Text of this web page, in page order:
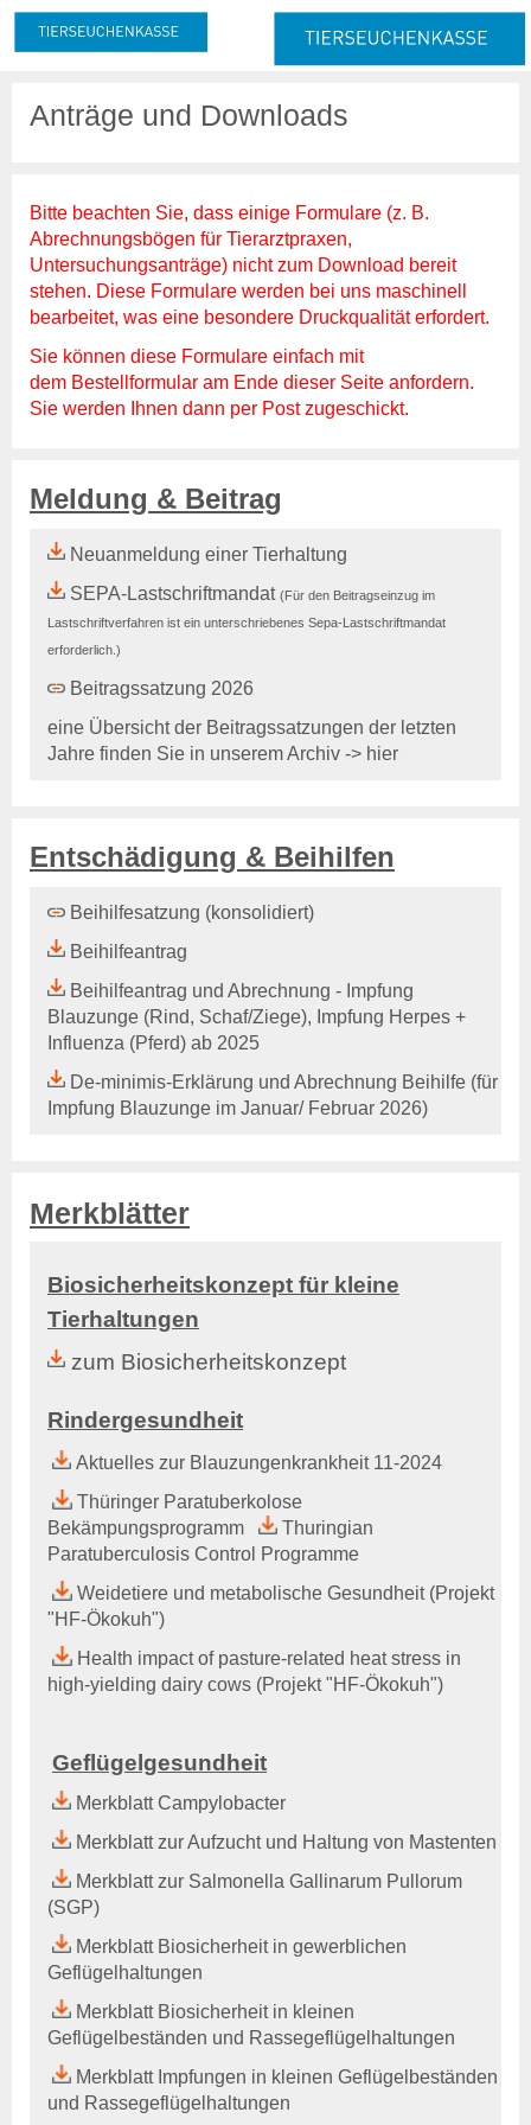
Meldung & Beitrag
Neuanmeldung
Abmeldung
Beitrag
Beitragserhebung
Beitragsrechner
Beitragszahlung
Login
Rechtsgrundlagen
Veranstaltungen
Anträge und Downloads
Entschädigung - Allgemein
Entschädigung -
Entschädigung - Höhe
gelistete Tierseuchen
Beihilfe - Allgemein
Beihilfe - Verfahren
Tierkörperbeseitung
Allgemeines
Projekte
Schweinegesundheit
Allgemeines
Ansprechpartner
Aktuelles & Fachbeiträge
Projekte
Geflügelgesundheit
Tiergesundheitsprogramme
Projekte
Schaf- & Ziegengesundheit
Ansprechpartner
Aktuelles & Fachbeiträge
Projekte
Pferdegesundheit
Allgemeines
Anträge und Downloads
Bitte beachten Sie, dass einige Formulare (z. B.
Abrechnungsbögen für Tierarztpraxen,
Untersuchungsanträge) nicht zum Download bereit
stehen. Diese Formulare werden bei uns maschinell
bearbeitet, was eine besondere Druckqualität erfordert.
Sie können diese Formulare einfach mit
dem Bestellformular am Ende dieser Seite anfordern.
Sie werden Ihnen dann per Post zugeschickt.
Meldung & Beitrag
Neuanmeldung einer Tierhaltung
SEPA-Lastschriftmandat (Für den Beitragseinzug im
Lastschriftverfahren ist ein unterschriebenes Sepa-Lastschriftmandat
erforderlich.)
Beitragssatzung 2026
eine Übersicht der Beitragssatzungen der letzten
Jahre finden Sie in unseremArchiv -> hier
Entschädigung & Beihilfen
Beihilfesatzung (konsolidiert)
Beihilfeantrag
Beihilfeantrag und Abrechnung - Impfung
Blauzunge (Rind, Schaf/Ziege), Impfung Herpes +
Influenza (Pferd) ab 2025
De-minimis-Erklärung und Abrechnung Beihilfe (für
Impfung Blauzunge im Januar/ Februar 2026)
Merkblätter
Biosicherheitskonzept für kleine
Tierhaltungen
zum Biosicherheitskonzept
Rindergesundheit
Aktuelles zur Blauzungenkrankheit 11-2024
Thüringer Paratuberkolose
Bekämpungsprogramm
Thuringian
Paratuberculosis Control Programme
Weidetiere und metabolische Gesundheit (Projekt
"HF-Ökokuh")
Health impact of pasture-related heat stress in
high-yielding dairy cows (Projekt "HF-Ökokuh")
Geflügelgesundheit
Merkblatt Campylobacter
Merkblatt zur Aufzucht und Haltung von Mastenten
Merkblatt zur Salmonella Gallinarum Pullorum
(SGP)
Merkblatt Biosicherheit in gewerblichen
Geflügelhaltungen
Merkblatt Biosicherheit in kleinen
Geflügelbeständen und Rassegeflügelhaltungen
Merkblatt Impfungen in kleinen Geflügelbeständen
und Rassegeflügelhaltungen